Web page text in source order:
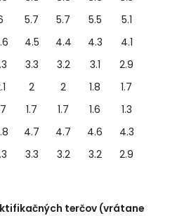
5.7 5.7 5.5
5.1
4.5 4.4 4.3
4.1
3.3 3.2 3.1
2.9
2 2 1.8
1.7
1.7 1.7 1.6
1.3
4.7 4.7 4.6
4.3
3.3 3.2 3.2 2.9
terčov (vrátane